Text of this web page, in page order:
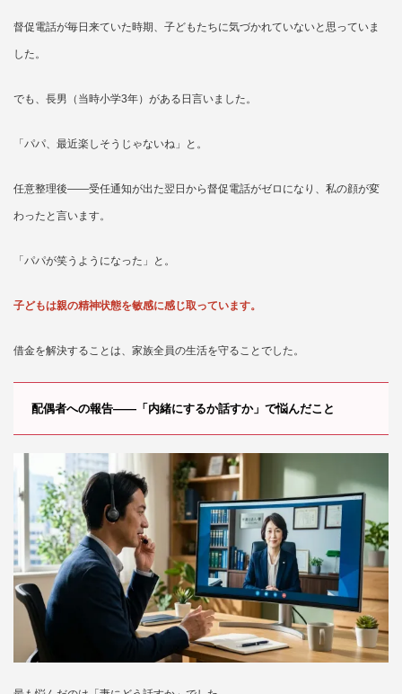
督促電話が毎日来ていた時期、子どもたちに気づかれていないと思っていま
した。
でも、長男（当時小学3年）がある日言いました。
「パパ、最近楽しそうじゃないね」と。
任意整理後——受任通知が出た翌日から督促電話がゼロになり、私の顔が変
わったと言います。
「パパが笑うようになった」と。
子どもは親の精神状態を敏感に感じ取っています。
借金を解決することは、家族全員の生活を守ることでした。
配偶者への報告——「内緒にするか話すか」で悩んだこと